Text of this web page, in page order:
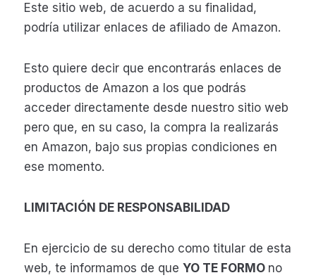
Este sitio web, de acuerdo a su finalidad,
podría utilizar enlaces de afiliado de Amazon.
Esto quiere decir que encontrarás enlaces de
productos de Amazon a los que podrás
acceder directamente desde nuestro sitio web
pero que, en su caso, la compra la realizarás
en Amazon, bajo sus propias condiciones en
ese momento.
LIMITACIÓN DE RESPONSABILIDAD
En ejercicio de su derecho como titular de esta
web, te informamos de que YO TE FORMO no